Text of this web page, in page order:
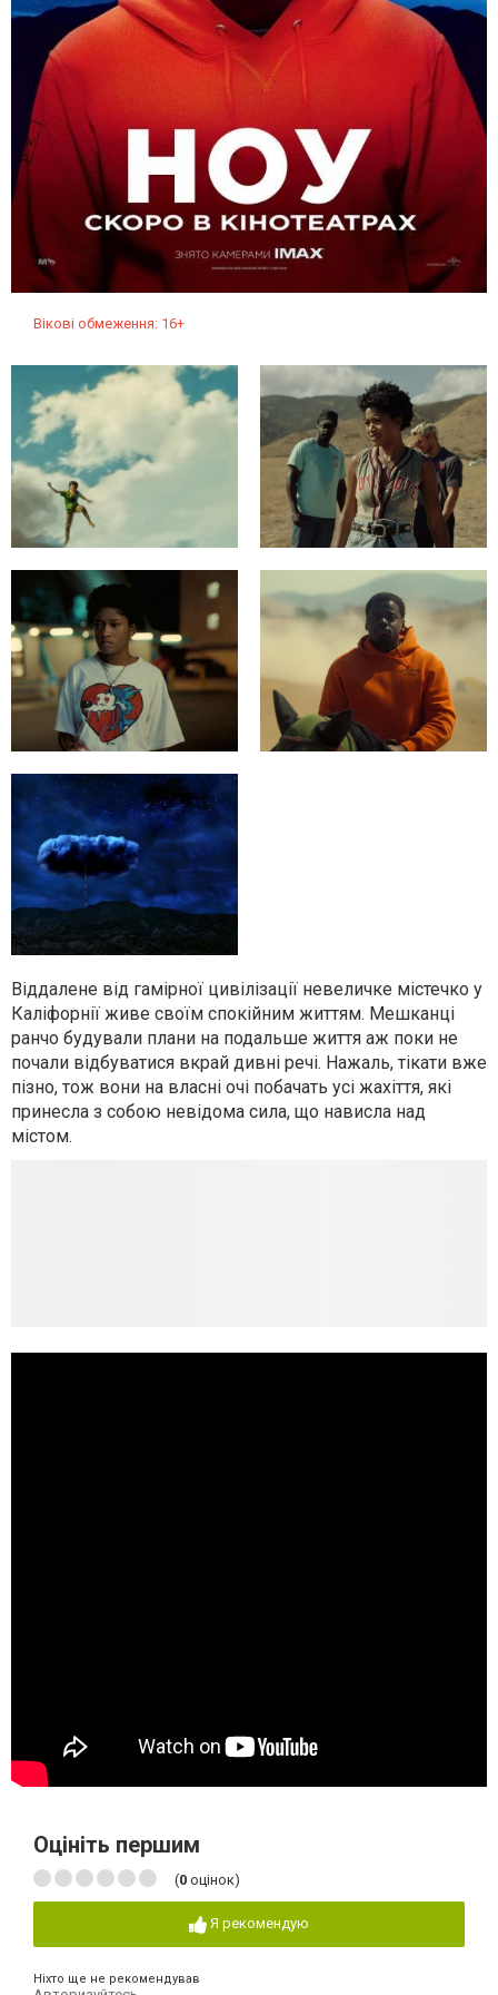
Вікові обмеження: 16+
Віддалене від гамірної цивілізації невеличке містечко у
Каліфорнії живе своїм спокійним життям. Мешканці
ранчо будували плани на подальше життя аж поки не
почали відбуватися вкрай дивні речі. Нажаль, тікати вже
пізно, тож вони на власні очі побачать усі жахіття, які
принесла з собою невідома сила, що нависла над
містом.
Оцініть першим
(0 оцінок)
Я рекомендую
Ніхто ще не рекомендував